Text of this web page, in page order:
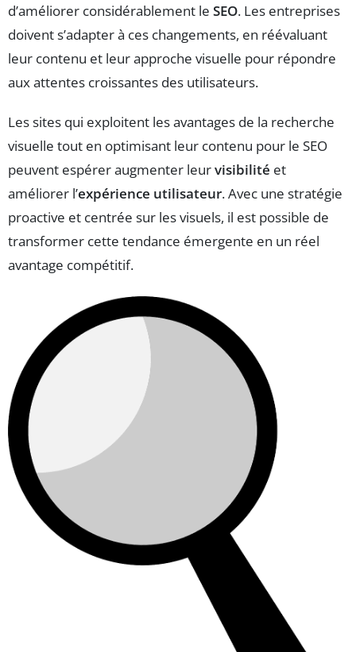
d’améliorer considérablement le SEO. Les entreprises
doivent s’adapter à ces changements, en réévaluant
leur contenu et leur approche visuelle pour répondre
aux attentes croissantes des utilisateurs.
Les sites qui exploitent les avantages de la recherche
visuelle tout en optimisant leur contenu pour le SEO
peuvent espérer augmenter leurvisibilité et
améliorer l’expérience utilisateur. Avec une stratégie
proactive et centrée sur les visuels, il est possible de
transformer cette tendance émergente en un réel
avantage compétitif.